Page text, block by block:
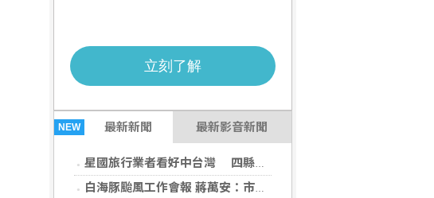
NEW 最新新聞 最新影音新聞
星國旅行業者看好中台灣 四縣市攜手拓展國際旅遊商機
白海豚颱風工作會報 蔣萬安：市府團隊嚴陣以待